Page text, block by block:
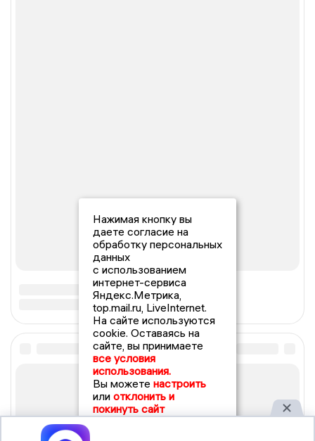
Нажимая кнопку вы
даете согласие на
обработку персональных
данных
с использованием
интернет-сервиса
Яндекс.Метрика,
top.mail.ru, LiveInternet.
На сайте используются
cookie. Оставаясь на
сайте, вы принимаете
все условия
использования.
Вы можете настроить
или отклонить и
покинуть сайт